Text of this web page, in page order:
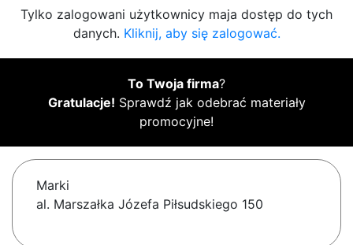
Tylko zalogowani użytkownicy maja dostęp do tych
danych. Kliknij, aby się zalogować.
To Twoja firma?
Gratulacje! Sprawdź jak odebrać materiały
promocyjne!
Marki
al. Marszałka Józefa Piłsudskiego 150